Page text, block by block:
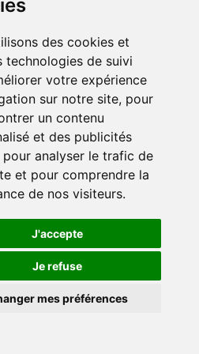
des cookies et
technologies de suivi
votre expérience
sur notre site, pour
un contenu
et des publicités
pour analyser le trafic de
et pour comprendre la
de nos visiteurs.
J'accepte
Je refuse
mes préférences